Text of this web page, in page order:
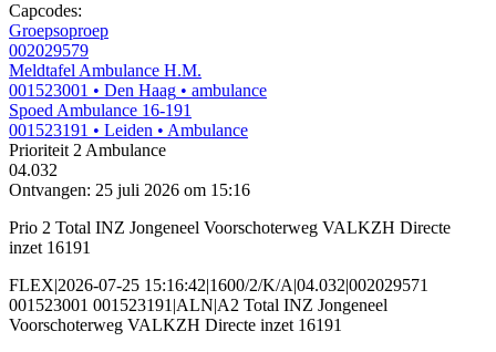
Capcodes:
Groepsoproep
002029579
Meldtafel Ambulance H.M.
001523001 • Den Haag • ambulance
Spoed Ambulance 16-191
001523191 • Leiden • Ambulance
Prioriteit 2 Ambulance
04.032
Ontvangen: 25 juli 2026 om 15:16
Prio 2 Total INZ Jongeneel Voorschoterweg VALKZH Directe
inzet 16191
FLEX|2026-07-25 15:16:42|1600/2/K/A|04.032|002029571
001523001 001523191|ALN|A2 Total INZ Jongeneel
Voorschoterweg VALKZH Directe inzet 16191